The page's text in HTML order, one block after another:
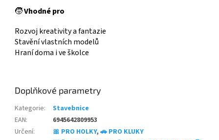
🧒Vhodné pro
Rozvoj kreativity a fantazie
Stavění vlastních modelů
Hraní doma i ve školce
Doplňkové parametry
Kategorie:
Stavebnice
EAN:
6945642809953
Určení: 🎀 PRO HOLKY, 🚗 PRO KLUKY